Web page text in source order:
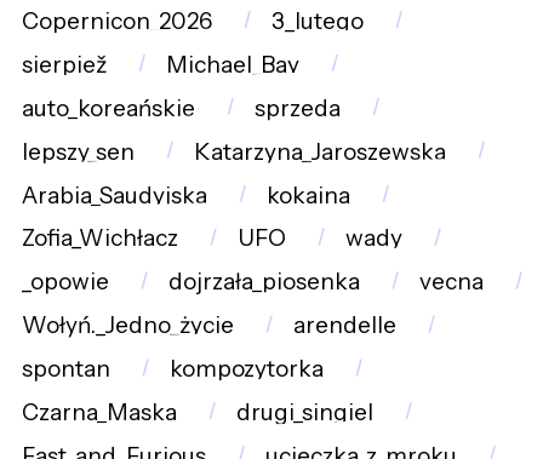
Copernicon_2026
3_lutego
sierpiež
Michael_Bay
auto_koreańskie
sprzeda
lepszy_sen
Katarzyna_Jaroszewska
Arabia_Saudyjska
kokaina
Zofia_Wichłacz
UFO
wady
_opowie
dojrzała_piosenka
vecna
Wołyń._Jedno_życie
arendelle
spontan
kompozytorka
Czarna_Maska
drugi_singiel